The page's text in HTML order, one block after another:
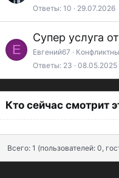
Ответы 10 29.07.2026
Е
Супер услуга
Евгений67
Ответы 23 08.05.2025
Кто сейчас смотрит
Всего: 1 (пользователей: 0,